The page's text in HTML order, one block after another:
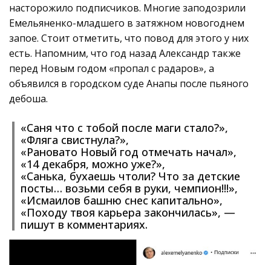
насторожило подписчиков. Многие заподозрили
Емельяненко-младшего в затяжном новогоднем
запое. Стоит отметить, что повод для этого у них
есть. Напомним, что год назад Александр также
перед Новым годом «пропал с радаров», а
объявился в городском суде Анапы после пьяного
дебоша.
«Саня что с тобой после маги стало?»,
«Фляга свистнула?»,
«Рановато Новый год отмечать начал»,
«14 декабря, можно уже?»,
«Санька, бухаешь чтоли? Что за детские
посты… возьми себя в руки, чемпион!!!»,
«Исмаилов башню снес капитально»,
«Походу твоя карьера закончилась», —
пишут в комментариях.